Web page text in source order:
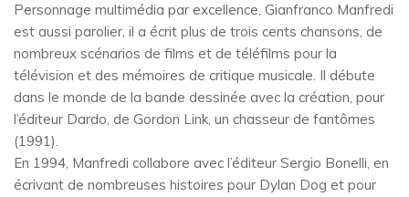
Personnage multimédia par excellence, Gianfranco Manfredi
est aussi parolier, il a écrit plus de trois cents chansons, de
nombreux scénarios de films et de téléfilms pour la
télévision et des mémoires de critique musicale. Il débute
dans le monde de la bande dessinée avec la création, pour
l’éditeur Dardo, de Gordon Link, un chasseur de fantômes
(1991).
En 1994, Manfredi collabore avec l’éditeur Sergio Bonelli, en
écrivant de nombreuses histoires pour Dylan Dog et pour